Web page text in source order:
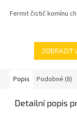
Fermit čistič komínu
ZOBRAZIT
Popis Podobné (8)
Detailní popis